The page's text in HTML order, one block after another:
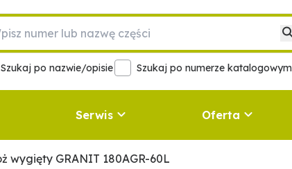
Szukaj po nazwie/opisie Szukaj po numerze katalogowym
Serwis Oferta
wygięty GRANIT 180AGR-60L